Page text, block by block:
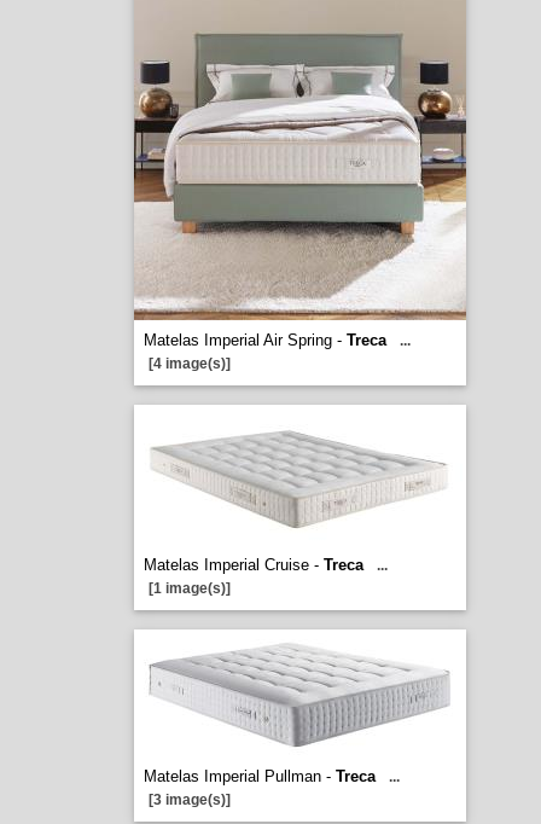
Matelas Imperial Air Spring - Treca
...
[4 image(s)]
Matelas Imperial Cruise - Treca
...
[1 image(s)]
Matelas Imperial Pullman - Treca
...
[3 image(s)]